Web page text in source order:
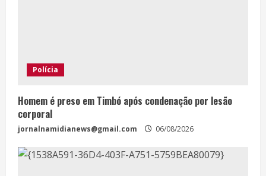
Polícia
Homem é preso em Timbó após condenação por lesão
corporal
jornalnamidianews@gmail.com 06/08/2026